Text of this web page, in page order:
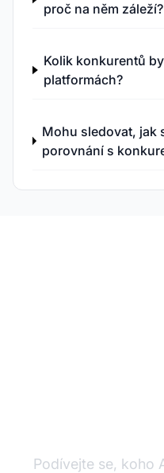
proč na něm záleží?
Kolik konkurentů
platformách?
Mohu sledovat, jak
porovnání s
Podívejte se, koho